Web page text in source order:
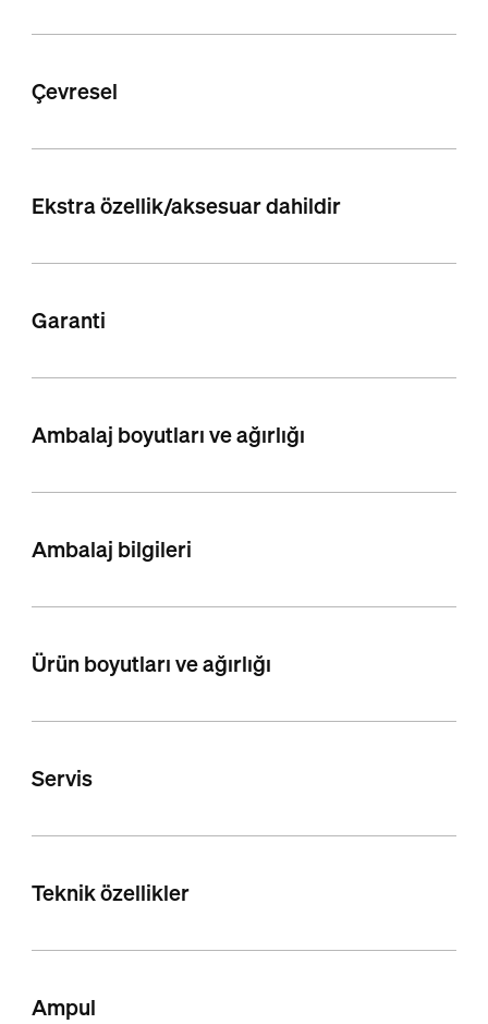
Çevresel
Ekstra özellik/aksesuar dahildir
Garanti
Ambalaj boyutları ve ağırlığı
Ambalaj bilgileri
Ürün boyutları ve ağırlığı
Servis
Teknik özellikler
Ampul